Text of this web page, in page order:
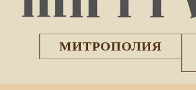
МИТРОПОЛИЯ